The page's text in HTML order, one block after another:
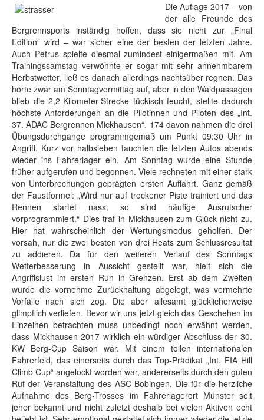
Die Auflage 2017 – von
der alle Freunde des
Bergrennsports inständig hoffen, dass sie nicht zur „Final
Edition“ wird – war sicher eine der besten der letzten Jahre.
Auch Petrus spielte diesmal zumindest einigermaßen mit. Am
Trainingssamstag verwöhnte er sogar mit sehr annehmbarem
Herbstwetter, ließ es danach allerdings nachtsüber regnen. Das
hörte zwar am Sonntagvormittag auf, aber in den Waldpassagen
blieb die 2,2-Kilometer-Strecke tückisch feucht, stellte dadurch
höchste Anforderungen an die Pilotinnen und Piloten des „Int.
37. ADAC Bergrennen Mickhausen“. 174 davon nahmen die drei
Übungsdurchgänge programmgemäß um Punkt 09:30 Uhr in
Angriff. Kurz vor halbsieben tauchten die letzten Autos abends
wieder ins Fahrerlager ein. Am Sonntag wurde eine Stunde
früher aufgerufen und begonnen. Viele rechneten mit einer stark
von Unterbrechungen geprägten ersten Auffahrt. Ganz gemäß
der Faustformel: „Wird nur auf trockener Piste trainiert und das
Rennen startet nass, so sind häufige Ausrutscher
vorprogrammiert.“ Dies traf in Mickhausen zum Glück nicht zu.
Hier hat wahrscheinlich der Wertungsmodus geholfen. Der
vorsah, nur die zwei besten von drei Heats zum Schlussresultat
zu addieren. Da für den weiteren Verlauf des Sonntags
Wetterbesserung in Aussicht gestellt war, hielt sich die
Angriffslust im ersten Run in Grenzen. Erst ab dem Zweiten
wurde die vornehme Zurückhaltung abgelegt, was vermehrte
Vorfälle nach sich zog. Die aber allesamt glücklicherweise
glimpflich verliefen. Bevor wir uns jetzt gleich das Geschehen im
Einzelnen betrachten muss unbedingt noch erwähnt werden,
dass Mickhausen 2017 wirklich ein würdiger Abschluss der 30.
KW Berg-Cup Saison war. Mit einem tollen internationalen
Fahrerfeld, das einerseits durch das Top-Prädikat „Int. FIA Hill
Climb Cup“ angelockt worden war, andererseits durch den guten
Ruf der Veranstaltung des ASC Bobingen. Die für die herzliche
Aufnahme des Berg-Trosses im Fahrerlagerort Münster seit
jeher bekannt und nicht zuletzt deshalb bei vielen Aktiven echt